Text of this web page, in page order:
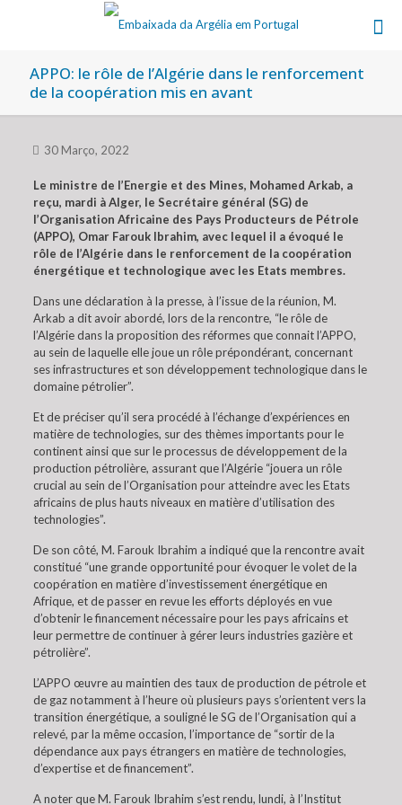
APPO: le rôle de l’Algérie dans le renforcement
de la coopération mis en avant
30 Março, 2022
Le ministre de l’Energie et des Mines, Mohamed Arkab, a
reçu, mardi à Alger, le Secrétaire général (SG) de
l’Organisation Africaine des Pays Producteurs de Pétrole
(APPO), Omar Farouk Ibrahim, avec lequel il a évoqué le
rôle de l’Algérie dans le renforcement de la coopération
énergétique et technologique avec les Etats membres.
Dans une déclaration à la presse, à l’issue de la réunion, M.
Arkab a dit avoir abordé, lors de la rencontre, “le rôle de
l’Algérie dans la proposition des réformes que connait l’APPO,
au sein de laquelle elle joue un rôle prépondérant, concernant
ses infrastructures et son développement technologique dans le
domaine pétrolier”.
Et de préciser qu’il sera procédé à l’échange d’expériences en
matière de technologies, sur des thèmes importants pour le
continent ainsi que sur le processus de développement de la
production pétrolière, assurant que l’Algérie “jouera un rôle
crucial au sein de l’Organisation pour atteindre avec les Etats
africains de plus hauts niveaux en matière d’utilisation des
technologies”.
De son côté, M. Farouk Ibrahim a indiqué que la rencontre avait
constitué “une grande opportunité pour évoquer le volet de la
coopération en matière d’investissement énergétique en
Afrique, et de passer en revue les efforts déployés en vue
d’obtenir le financement nécessaire pour les pays africains et
leur permettre de continuer à gérer leurs industries gazière et
pétrolière”.
L’APPO œuvre au maintien des taux de production de pétrole et
de gaz notamment à l’heure où plusieurs pays s’orientent vers la
transition énergétique, a souligné le SG de l’Organisation qui a
relevé, par la même occasion, l’importance de “sortir de la
dépendance aux pays étrangers en matière de technologies,
d’expertise et de financement”.
A noter que M. Farouk Ibrahim s’est rendu, lundi, à l’Institut